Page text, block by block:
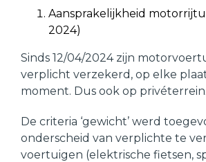
Aansprakelijkheid
2024)
Sinds 12/04/2024 zijn
verplicht verzekerd, op elke
moment. Dus ook op privéterrein.
De criteria ‘gewicht’ werd
onderscheid van verplichte te
voertuigen (elektrische fietsen,